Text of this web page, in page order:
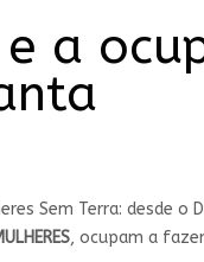
a
Sem Terra: desde o
, ocupam a